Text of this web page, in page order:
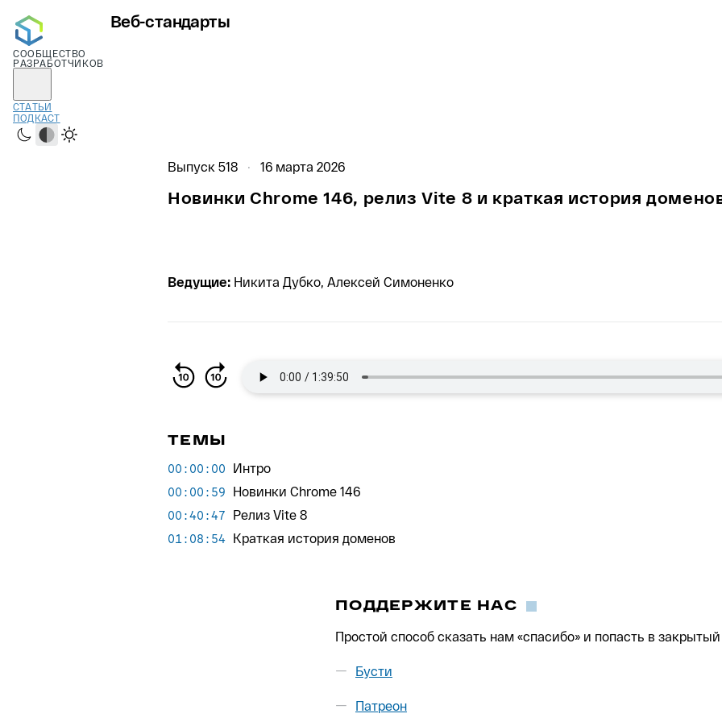
Веб-стандарты
СООБЩЕСТВО
РАЗРАБОТЧИКОВ
СТАТЬИ
ПОДКАСТ
Выпуск 518 16 марта 2026
Новинки Chrome 146, релиз Vite 8 и краткая история
Ведущие: Никита Дубко, Алексей Симоненко
ТЕМЫ
00:00:00 Интро
00:00:59 Новинки Chrome 146
00:40:47 Релиз Vite 8
01:08:54 Краткая история доменов
ПОДДЕРЖИТЕ НАС
Простой способ сказать нам «спасибо» и попасть в закрытый
Бусти
Патреон